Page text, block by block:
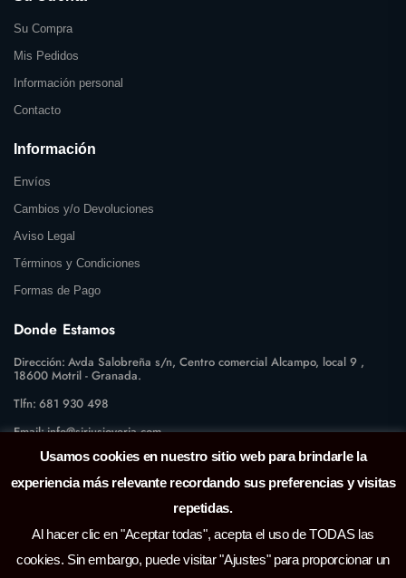
Su Compra
Mis Pedidos
Información personal
Contacto
Información
Envíos
Cambios y/o Devoluciones
Aviso Legal
Términos y Condiciones
Formas de Pago
Donde Estamos
Tlfn: 681 930 498
Email:info@siriusjoyeria.com
Dirección: Avda Salobreña s/n, Centro comercial Alcampo, local 9 ,
18600 Motril - Granada.
Usamos cookies en nuestro sitio web para brindarle la
experiencia más relevante recordando sus preferencias y visitas
repetidas.
Al hacer clic en "Aceptar todas", acepta el uso de TODAS las
cookies. Sin embargo, puede visitar "Ajustes" para proporcionar un